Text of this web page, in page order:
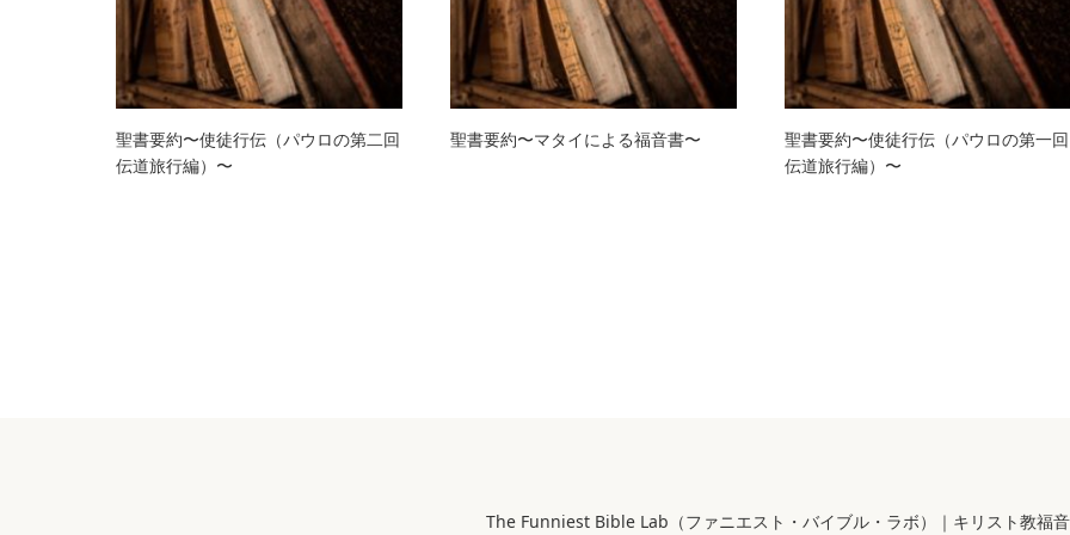
聖書要約〜使徒行伝（パウロの第二回
伝道旅行編）〜
聖書要約〜マタイによる福音書〜
聖書要約〜使徒行伝（パウロの第一回
伝道旅行編）〜
The Funniest Bible Lab（ファニエスト・バイブル・ラボ）｜キリスト教福